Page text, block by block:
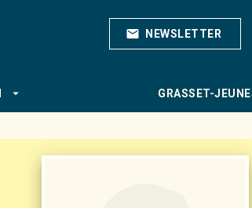
mail NEWSLETTER
arrow_drop_down GRASSET-